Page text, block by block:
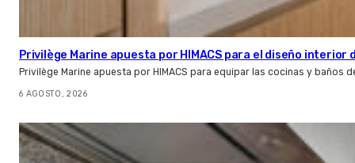
Privilège Marine apuesta por HIMACS para el diseño interior
Privilège Marine apuesta por HIMACS para equipar las cocinas y baños
6 AGOSTO, 2026